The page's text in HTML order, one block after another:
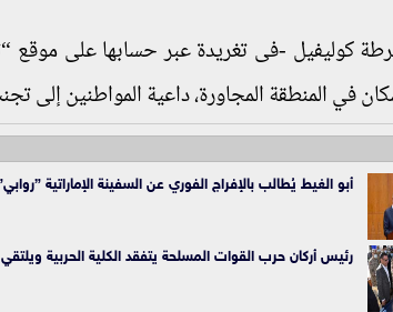
في المنطقة المجاورة، داعية المواطنين إلى
أبو الغيط يُطالب بالإفراج الفوري عن السفينة الإماراتية
رئيس أركان حرب القوات المسلحة يتفقد الكلية الحربية